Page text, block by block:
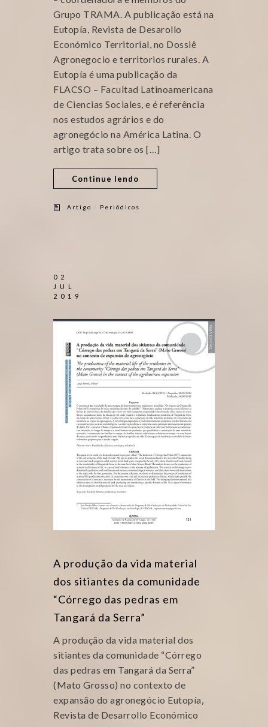
Grupo TRAMA. A publicação está na
Eutopía, Revista de Desarollo
Económico Territorial, no Dossiê
Agronegocio e territorios rurales. A
Eutopía é uma publicação da
FLACSO – Facultad Latinoamericana
de Ciencias Sociales, e é referência
nos estudos agrários e do
agronegócio na América Latina. O
artigo trata sobre os […]
Continue lendo
Artigo Periódicos
02
JUL
2019
A produção da vida material
dos sitiantes da comunidade
“Córrego das pedras em
Tangará da Serra”
A produção da vida material dos
sitiantes da comunidade “Córrego
das pedras em Tangará da Serra”
(Mato Grosso) no contexto de
expansão do agronegócio Eutopía,
Revista de Desarrollo Económico